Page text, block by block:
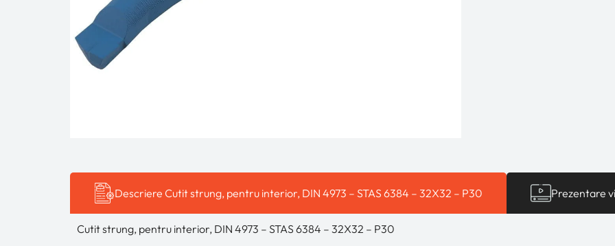
Descriere Cutit strung, pentru interior, DIN 4973 – STAS 6384 – 32X32 – P30 Prezentare
Cutit strung, pentru interior, DIN 4973 – STAS 6384 – 32X32 – P30